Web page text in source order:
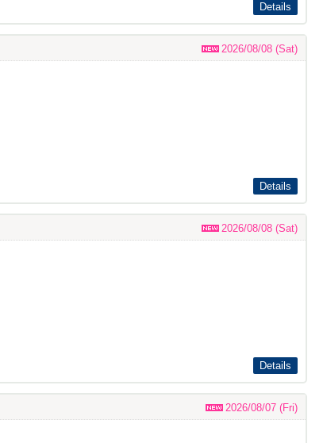
Details
2026/08/08 (Sat)
Details
2026/08/08 (Sat)
Details
2026/08/07 (Fri)